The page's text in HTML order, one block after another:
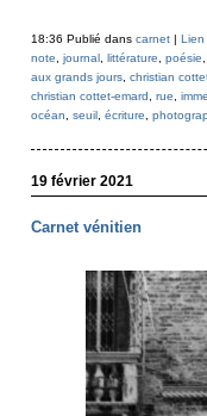
18:36 Publié dans carnet| Lien
note
journal, littérature poésie
aux grands jours, christian
christian cottet-emard
rue
océan
seuil, écriture
19 février 2021
Carnet vénitien